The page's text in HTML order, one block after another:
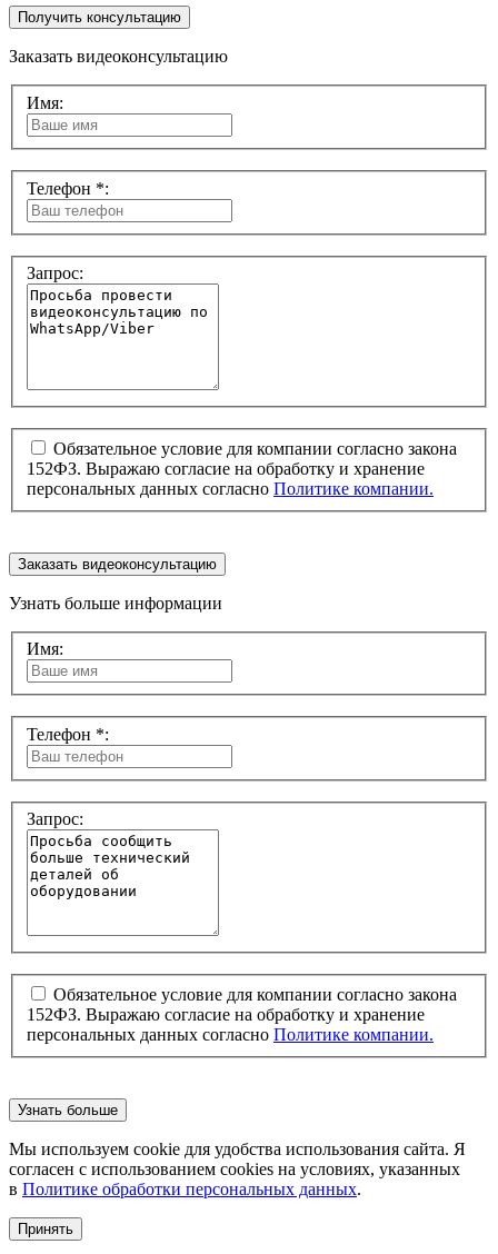
Получить консультацию
Заказать видеоконсультацию
Имя:
Телефон *:
Запрос:
Обязательное условие для компании согласно закона
152ФЗ. Выражаю согласие на обработку и хранение
персональных данных согласно Политике компании.
Заказать видеоконсультацию
Узнать больше информации
Имя:
Телефон *:
Запрос:
Обязательное условие для компании согласно закона
152ФЗ. Выражаю согласие на обработку и хранение
персональных данных согласно Политике компании.
Узнать больше
Мы используем cookie для удобства использования сайта. Я
согласен с использованием cookies на условиях, указанных
в Политике обработки персональных данных.
Принять